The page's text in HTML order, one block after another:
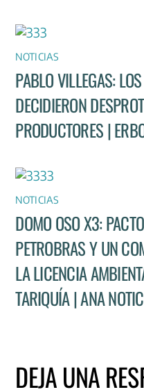
NOTICIAS
PABLO VILLEGAS:
DECIDIERON
PRODUCTORES |
NOTICIAS
DOMO OSO X3:
PETROBRAS Y UN
LA LICENCIA
TARIQUÍA | ANA
DEJA UNA